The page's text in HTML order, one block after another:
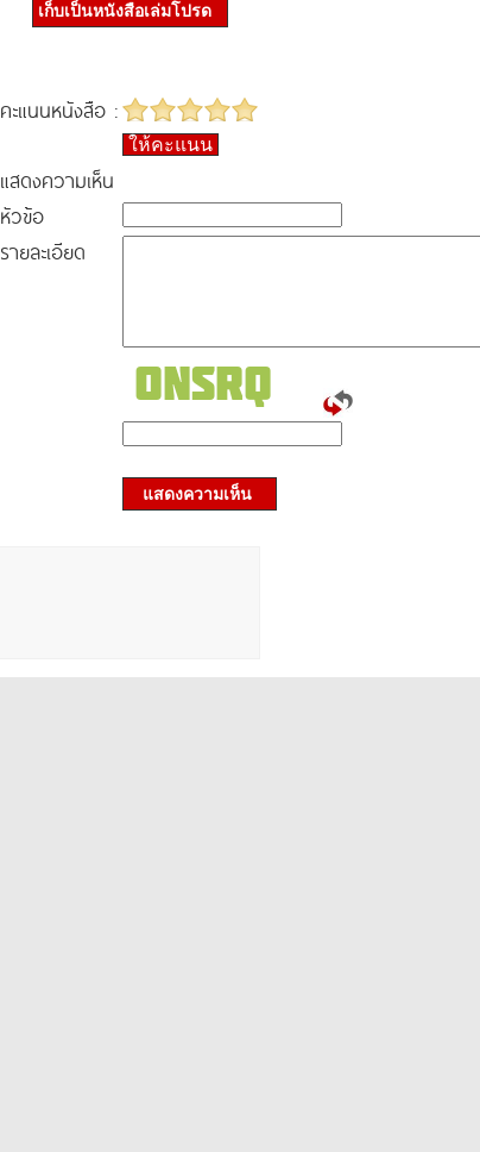
เก็บเป็นหนังสือเล่มโปรด
คะแนนหนังสือ :
ให้คะแนน
แสดงความเห็น
หัวข้อ
รายละเอียด
แสดงความเห็น